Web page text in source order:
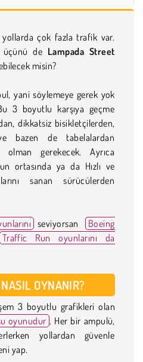
yollarda çok fazla trafik var.
üçünü de Lampada Street
misin?
yani söylemeye gerek yok
3 boyutlu karşıya geçme
dikkatsiz bisikletçilerden,
bazen de tabelalardan
olman gerekecek. Ayrıca
ortasında ya da Hızlı ve
sanan sürücülerden
seviyorsan
Boeing
Traffic Run oyunlarını da
OYNANIR?
3 boyutlu grafikleri olan
oyunudur . Her bir ampulü,
yollardan güvenle
yap.